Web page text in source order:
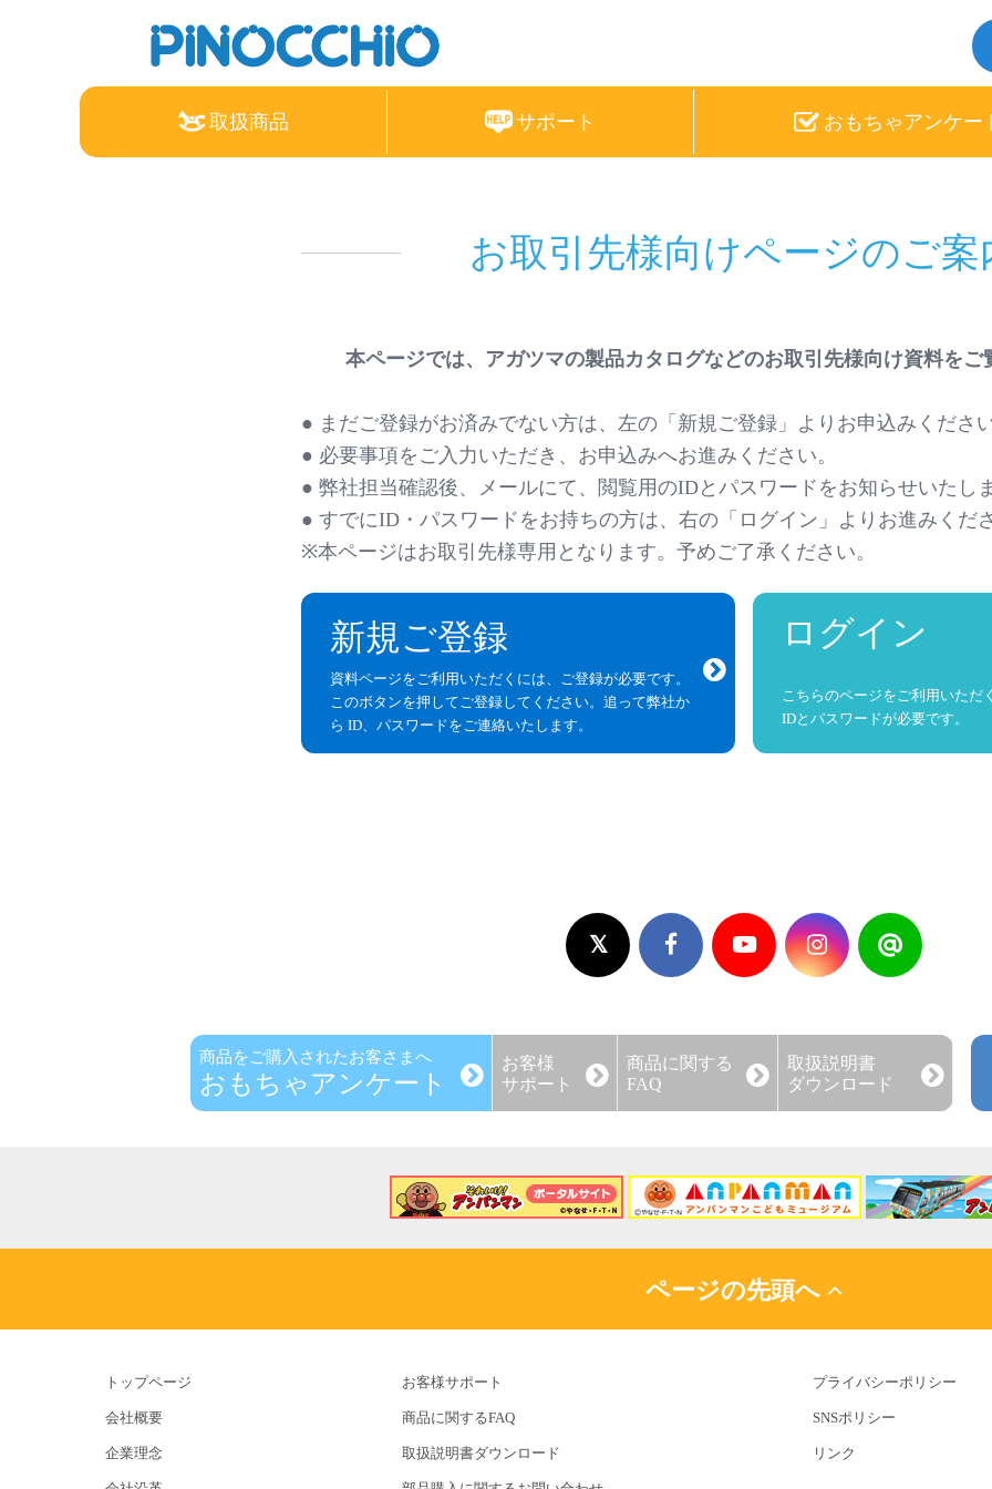
取扱商品
リラックマ ちいかわ ひつじのショーン
ガールズデザイナー
ピノチオブランド
サポート おもちゃアンケー
お取引先様向けページのご案
本ページでは、アガツマの製品カタログなどのお取引先様向け資料をご
● まだご登録がお済みでない方は、左の「新規ご登録」よりお申込みください
● 必要事項をご入力いただき、お申込みへお進みください。
● 弊社担当確認後、メールにて、閲覧用のIDとパスワードをお知らせいたしま
● すでにID・パスワードをお持ちの方は、右の「ログイン」よりお進みくださ
※本ページはお取引先様専用となります。予めご了承ください。
新規ご登録
資料ページをご利用いただくには、ご登録が必要です。
このボタンを押してご登録してください。追って弊社か
ら ID、パスワードをご連絡いたします。
ログイン
こちらのページをご利用いただ
IDとパスワードが必要です。
商品をご購入されたお客さまへ
おもちゃアンケート
お客様
サポート
商品に関する
FAQ
取扱説明書
ダウンロード
ページの先頭へ
トップページ
会社概要
企業理念
お客様サポート
商品に関するFAQ
取扱説明書ダウンロード
プライバシーポリシー
SNSポリシー
リンク